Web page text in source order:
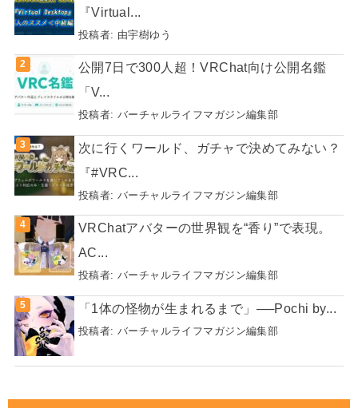
『Virtual...
投稿者: 由宇樹ゆう
公開7日で300人超！VRChat向け公開名鑑
「V...
投稿者: バーチャルライフマガジン編集部
次に行くワールド、ガチャで決めてみない？
『#VRC...
投稿者: バーチャルライフマガジン編集部
VRChatアバターの世界観を“香り”で表現。
AC...
投稿者: バーチャルライフマガジン編集部
「1体の怪物が生まれるまで」──Pochi by...
投稿者: バーチャルライフマガジン編集部